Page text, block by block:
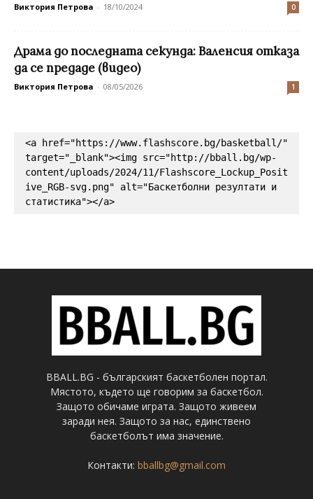
Виктория Петрова - 18/10/2024 0
Драма до последната секунда: Валенсия отказа
да се предаде (видео)
Виктория Петрова - 08/05/2026 1
<a href="https://www.flashscore.bg/basketball/"
target="_blank"><img src="http://bball.bg/wp-
content/uploads/2024/11/Flashscore_Lockup_Posit
ive_RGB-svg.png" alt="Баскетболни резултати и
статистика"></a>
BBALL.BG - българският баскетболен портал.
Мястото, където ще говорим за баскетбол.
Защото обичаме играта. Защото живеем
заради нея. Защото за нас, единствено
баскетболът има значение.
Контакти: bballbg@gmail.com